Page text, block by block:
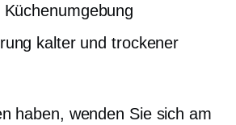
Küchenumgebung
kalter und trockener
haben, wenden Sie sich am